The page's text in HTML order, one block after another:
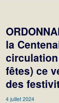
la
circulation
fêtes) ce
des
4 juillet 2024